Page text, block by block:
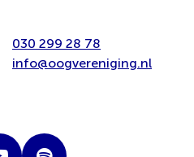
030 299 28 78
info@oogvereniging.nl